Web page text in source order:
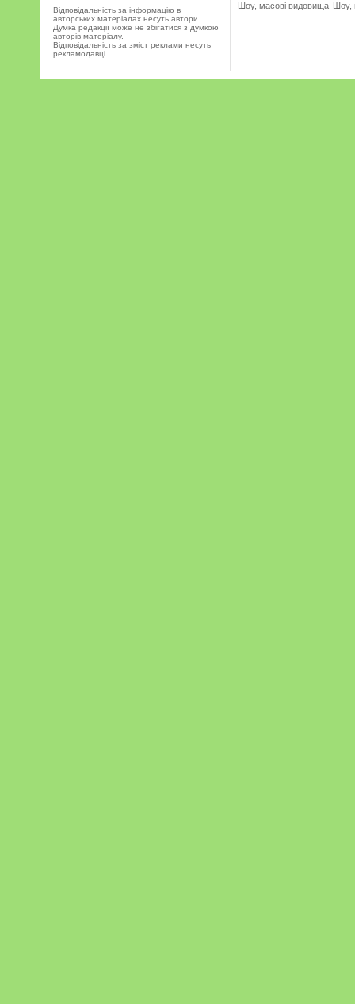
Відповідальність за інформацію в
авторських матеріалах несуть автори.
Думка редакції може не збігатися з думкою
авторів матеріалу.
Відповідальність за зміст реклами несуть
рекламодавці.
Шоу, масові видовища